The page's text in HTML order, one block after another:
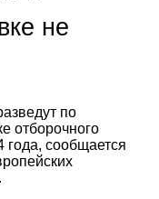
не
по
отборочного
сообщается